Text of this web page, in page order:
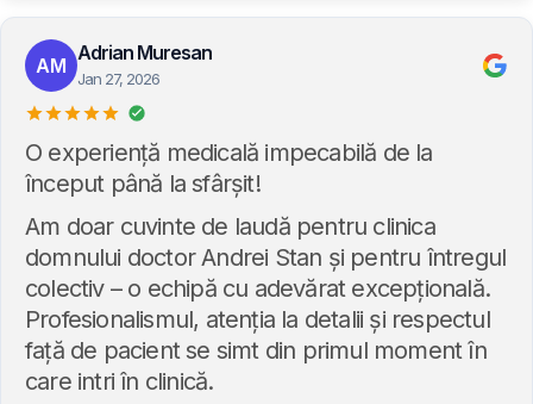
AM
Adrian Muresan
Jan 27, 2026
O experiență medicală impecabilă de la
început până la sfârșit!
Am doar cuvinte de laudă pentru clinica
domnului doctor Andrei Stan și pentru întregul
colectiv – o echipă cu adevărat excepțională.
Profesionalismul, atenția la detalii și respectul
față de pacient se simt din primul moment în
care intri în clinică.